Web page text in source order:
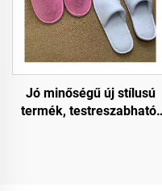
Jó minőségű új stílusú
termék, testreszabható,